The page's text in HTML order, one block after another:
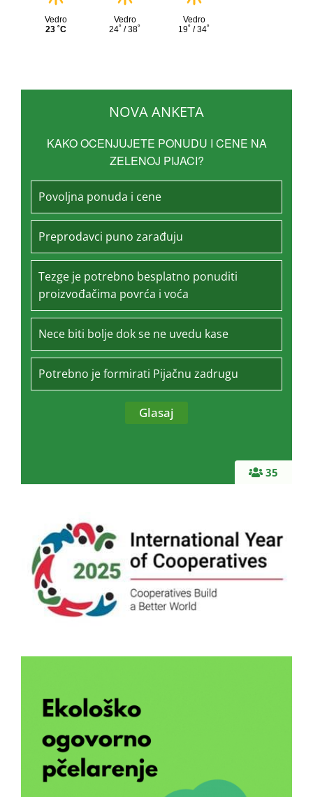
35
NOVA ANKETA
KAKO OCENJUJETE PONUDU I CENE NA
ZELENOJ PIJACI?
Povoljna ponuda i cene
Preprodavci puno zarađuju
Tezge je potrebno besplatno ponuditi
proizvođačima povrća i voća
Nece biti bolje dok se ne uvedu kase
Potrebno je formirati Pijačnu zadrugu